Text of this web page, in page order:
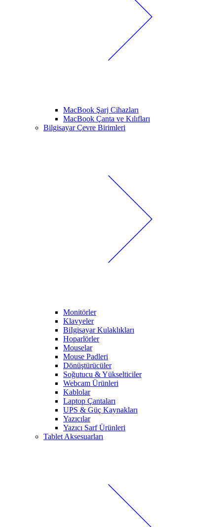
MacBook Şarj Cihazları
MacBook Çanta ve Kılıfları
Bilgisayar Çevre Birimleri
Monitörler
Klavyeler
BiIgisayar Kulaklıkları
Hoparlörler
Mouselar
Mouse Padleri
Dönüştürücüler
Soğutucu & Yükselticiler
Webcam Ürünleri
Kablolar
Laptop Çantaları
UPS & Güç Kaynakları
Yazıcılar
Yazıcı Sarf Ürünleri
Tablet Aksesuarları